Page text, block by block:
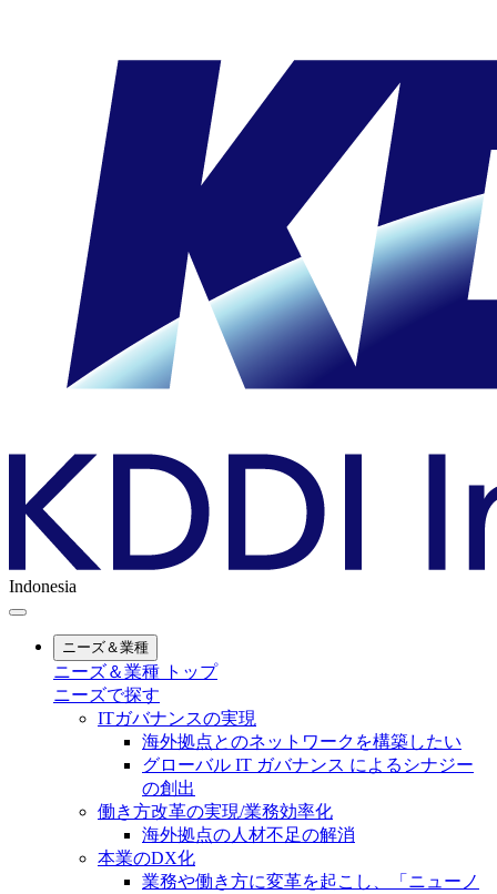
Indonesia
ニーズ＆業種
ニーズ＆業種 トップ
ニーズで探す
ITガバナンスの実現
海外拠点とのネットワークを構築したい
グローバル IT ガバナンス によるシナジー
の創出
働き方改革の実現/業務効率化
海外拠点の人材不足の解消
本業のDX化
業務や働き方に変革を起こし、「ニューノ